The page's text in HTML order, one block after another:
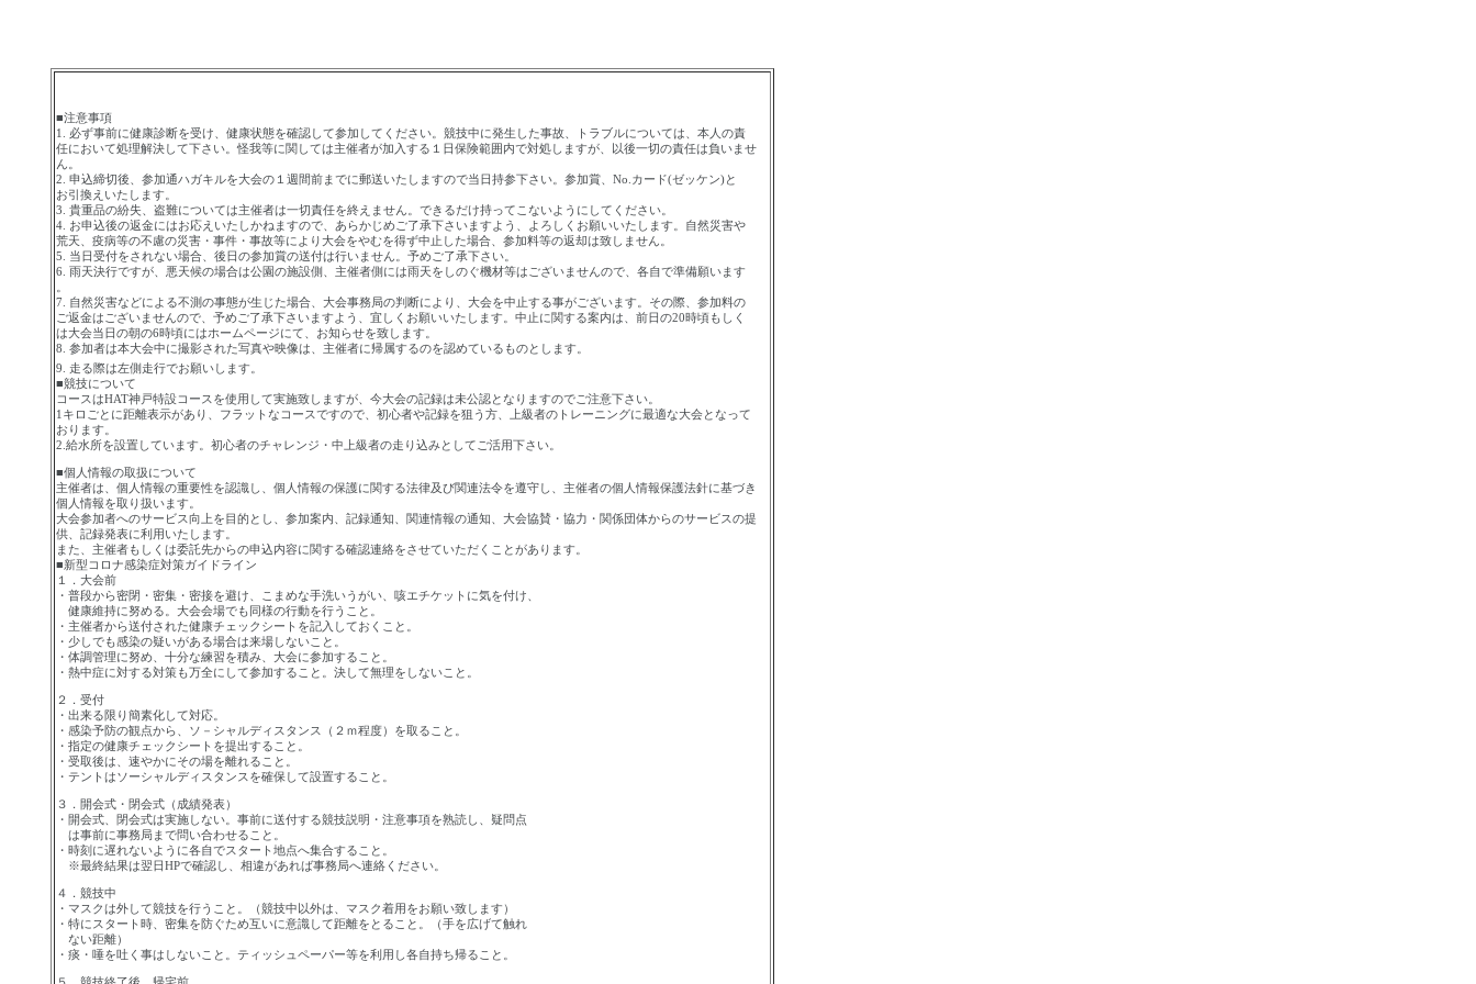
■注意事項
1. 必ず事前に健康診断を受け、健康状態を確認して参加してください。競技中に発生した事故、トラブルについては、本人の責
任において処理解決して下さい。怪我等に関しては主催者が加入する１日保険範囲内で対処しますが、以後一切の責任は負いませ
ん。
2. 申込締切後、参加通ハガキルを大会の１週間前までに郵送いたしますので当日持参下さい。参加賞、 No. カード(ゼッケン)と
お引換えいたします。
3. 貴重品の紛失、盗難については主催者は一切責任を終えません。できるだけ持ってこないようにしてください。
4. お申込後の返金にはお応えいたしかねますので、あらかじめご了承下さいますよう、よろしくお願いいたします。自然災害や
荒天、疫病等の不慮の災害・事件・事故等により大会をやむを得ず中止した場合、参加料等の返却は致しません。
5. 当日受付をされない場合、後日の参加賞の送付は行いません。予めご了承下さい。
6. 雨天決行ですが、悪天候の場合は公園の施設側、主催者側には雨天をしのぐ機材等はございませんので、各自で準備願います
7. 自然災害などによる不測の事態が生じた場合、大会事務局の判断により、大会を中止する事がございます。その際、参加料の
ご返金はございませんので、予めご了承下さいますよう、宜しくお願いいたします。中止に関する案内は、前日の20時頃もしく
は大会当日の朝の6時頃にはホームページにて、お知らせを致します。
8. 参加者は本大会中に撮影された写真や映像は、主催者に帰属するのを認めているものとします。
9. 走る際は左側走行でお願いします。
■競技について
コースはHAT神戸特設コースを使用して実施致しますが、今大会の記録は未公認となりますのでご注意下さい。
1 キロごとに距離表示があり、フラットなコースですので、初心者や記録を狙う方、上級者のトレーニングに最適な大会となって
おります。
2. 給水所を設置しています。初心者のチャレンジ・中上級者の走り込みとしてご活用下さい。
■個人情報の取扱について
主催者は、個人情報の重要性を認識し、個人情報の保護に関する法律及び関連法令を遵守し、主催者の個人情報保護法針に基づき
個人情報を取り扱います。
大会参加者へのサービス向上を目的とし、参加案内、記録通知、関連情報の通知、大会協賛・協力・関係団体からのサービスの提
供、記録発表に利用いたします。
また、主催者もしくは委託先からの申込内容に関する確認連絡をさせていただくことがあります。
■新型コロナ感染症対策ガイドライン
１．大会前
・普段から密閉・密集・密接を避け、こまめな手洗いうがい、咳エチケットに気を付け、
健康維持に努める。大会会場でも同様の行動を行うこと。
・主催者から送付された健康チェックシートを記入しておくこと。
・少しでも感染の疑いがある場合は来場しないこと。
・体調管理に努め、十分な練習を積み、大会に参加すること。
・熱中症に対する対策も万全にして参加すること。決して無理をしないこと。
２．受付
・出来る限り簡素化して対応。
・感染予防の観点から、ソ－シャルディスタンス（２ｍ程度）を取ること。
・指定の健康チェックシートを提出すること。
・受取後は、速やかにその場を離れること。
・テントはソーシャルディスタンスを確保して設置すること。
３．開会式・閉会式（成績発表）
・開会式、閉会式は実施しない。事前に送付する競技説明・注意事項を熟読し、疑問点
は事前に事務局まで問い合わせること。
・時刻に遅れないように各自でスタート地点へ集合すること。
※最終結果は翌日HPで確認し、相違があれば事務局へ連絡ください。
４．競技中
・マスクは外して競技を行うこと。（競技中以外は、マスク着用をお願い致します）
・特にスタート時、密集を防ぐため互いに意識して距離をとること。（手を広げて触れ
ない距離）
・痰・唾を吐く事はしないこと。ティッシュペーパー等を利用し各自持ち帰ること。